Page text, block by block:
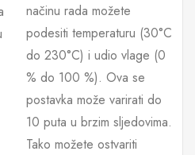
načinu rada možete
podesiti temperaturu (30°C
do 230°C) i udio vlage (0
% do 100 %). Ova se
postavka može varirati do
10 puta u brzim sljedovima.
Tako možete ostvariti